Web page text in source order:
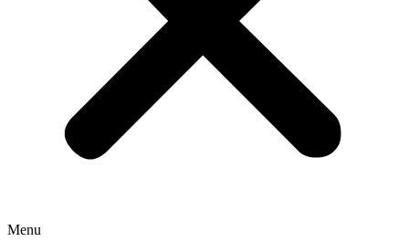
Menu